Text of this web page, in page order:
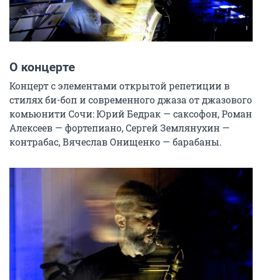
О концерте
Концерт с элементами открытой репетиции в
стилях би-боп и современного джаза от джазового
комьюнити Сочи: Юрий Бедрак — саксофон, Роман
Алексеев — фортепиано, Сергей Землянухин —
контрабас, Вячеслав Онищенко — барабаны.